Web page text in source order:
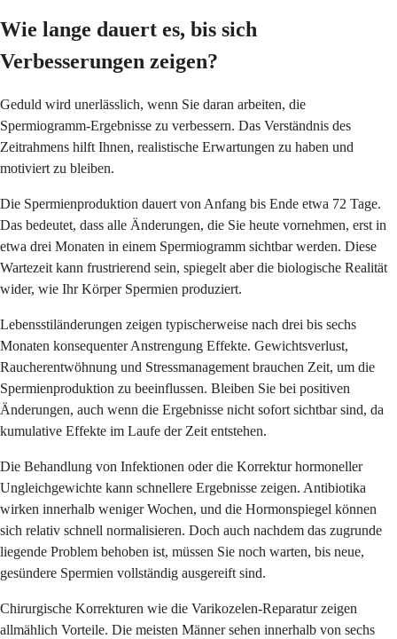
Wie lange dauert es, bis sich
Verbesserungen zeigen?
Geduld wird unerlässlich, wenn Sie daran arbeiten, die
Spermiogramm-Ergebnisse zu verbessern. Das Verständnis des
Zeitrahmens hilft Ihnen, realistische Erwartungen zu haben und
motiviert zu bleiben.
Die Spermienproduktion dauert von Anfang bis Ende etwa 72 Tage.
Das bedeutet, dass alle Änderungen, die Sie heute vornehmen, erst in
etwa drei Monaten in einem Spermiogramm sichtbar werden. Diese
Wartezeit kann frustrierend sein, spiegelt aber die biologische Realität
wider, wie Ihr Körper Spermien produziert.
Lebensstiländerungen zeigen typischerweise nach drei bis sechs
Monaten konsequenter Anstrengung Effekte. Gewichtsverlust,
Raucherentwöhnung und Stressmanagement brauchen Zeit, um die
Spermienproduktion zu beeinflussen. Bleiben Sie bei positiven
Änderungen, auch wenn die Ergebnisse nicht sofort sichtbar sind, da
kumulative Effekte im Laufe der Zeit entstehen.
Die Behandlung von Infektionen oder die Korrektur hormoneller
Ungleichgewichte kann schnellere Ergebnisse zeigen. Antibiotika
wirken innerhalb weniger Wochen, und die Hormonspiegel können
sich relativ schnell normalisieren. Doch auch nachdem das zugrunde
liegende Problem behoben ist, müssen Sie noch warten, bis neue,
gesündere Spermien vollständig ausgereift sind.
Chirurgische Korrekturen wie die Varikozelen-Reparatur zeigen
allmählich Vorteile. Die meisten Männer sehen innerhalb von sechs